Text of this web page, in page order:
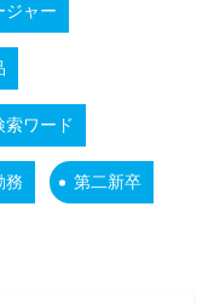
ジャー
索ワード
務 第二新卒